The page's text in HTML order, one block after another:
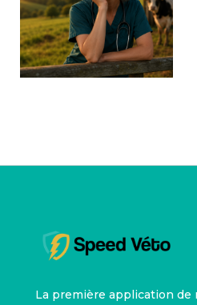
La première application